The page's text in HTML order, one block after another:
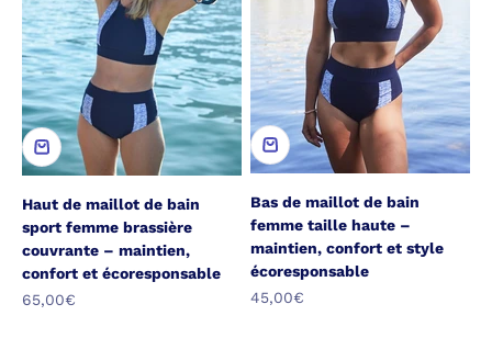
Haut de maillot de bain
sport femme brassière
couvrante – maintien,
confort et écoresponsable
Prix de vente
65,00€
Bas de maillot de bain
femme taille haute –
maintien, confort et style
écoresponsable
Prix de vente
45,00€